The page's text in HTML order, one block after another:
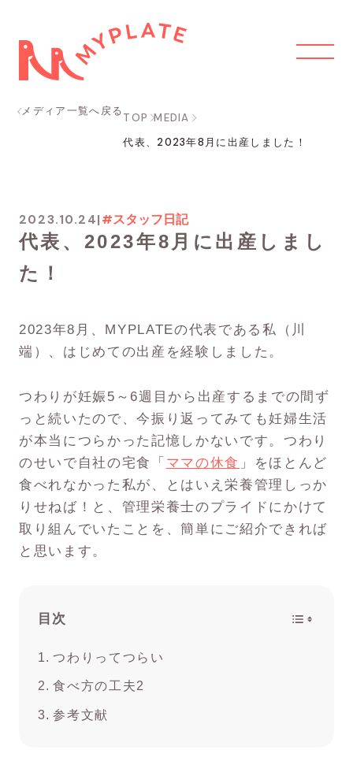
メディア一覧へ戻る
TOP MEDIA
代表、2023年8月に出産しました！
2023.10.24| #スタッフ日記
代表、2023年8月に出産しまし
た！
2023年8月、MYPLATEの代表である私（川
端）、はじめての出産を経験しました。
つわりが妊娠5～6週目から出産するまでの間ず
っと続いたので、今振り返ってみても妊婦生活
が本当につらかった記憶しかないです。つわり
のせいで自社の宅食「 ママの休食 」をほとんど
食べれなかった私が、とはいえ栄養管理しっか
りせねば！と、管理栄養士のプライドにかけて
取り組んでいたことを、簡単にご紹介できれば
と思います。
目次
つわりってつらい
食べ方の工夫2
参考文献